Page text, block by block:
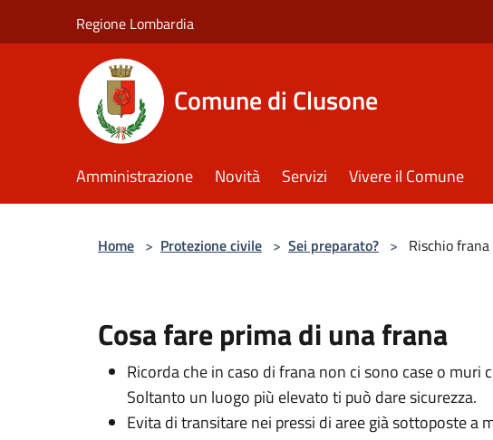
Regione Lombardia
Comune di Clusone
Amministrazione Novità Servizi Vivere il Comune
Home > Protezione civile > Sei preparato? > Rischio frana
Cosa fare prima di una frana
Ricorda che in caso di frana non ci sono case o muri
Soltanto un luogo più elevato ti può dare sicurezza.
Evita di transitare nei pressi di aree già sottoposte a